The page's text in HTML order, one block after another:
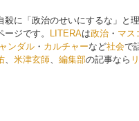
殺に「政治のせいにするな」
ジです。
LITERAは政治 ・ マス
ンダル ・ カルチャーなど社会で
、 米津玄師、 編集部の記事なら